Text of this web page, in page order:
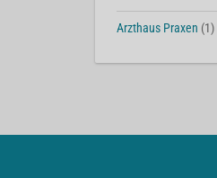
Arzthaus Praxen (1)